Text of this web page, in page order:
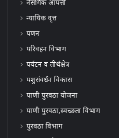
नैसर्गिक आपत्ती
न्यायिक वृत्त
पणन
परिवहन विभाग
पर्यटन व तीर्थक्षेत्र
पशुसंवर्धन विकास
पाणी पुरवठा योजना
पाणी पुरवठा,स्वच्छता विभाग
पुरवठा विभाग